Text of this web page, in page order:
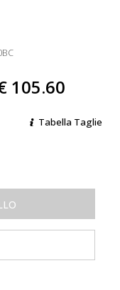
105.60
Tabella Taglie